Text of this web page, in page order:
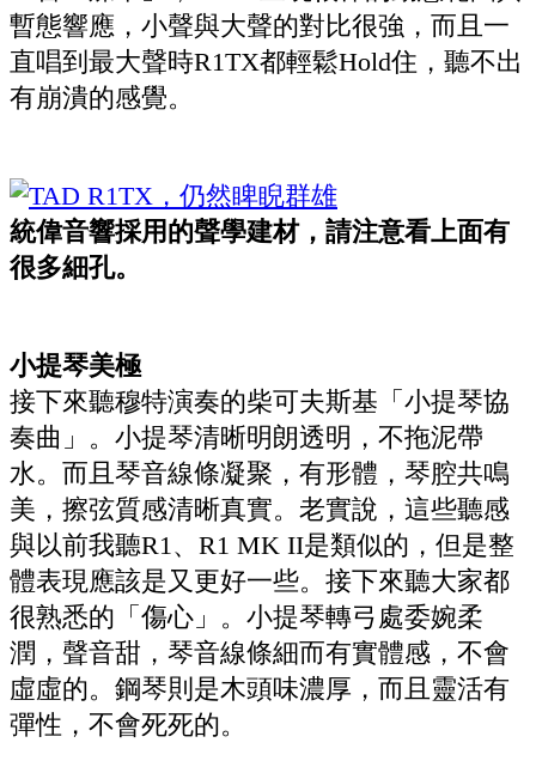
暫態響應，小聲與大聲的對比很強，而且一
直唱到最大聲時R1TX都輕鬆Hold住，聽不出
有崩潰的感覺。
統偉音響採用的聲學建材，請注意看上面有
很多細孔。
小提琴美極
接下來聽穆特演奏的柴可夫斯基「小提琴協
奏曲」。小提琴清晰明朗透明，不拖泥帶
水。而且琴音線條凝聚，有形體，琴腔共鳴
美，擦弦質感清晰真實。老實說，這些聽感
與以前我聽R1、R1 MK II是類似的，但是整
體表現應該是又更好一些。接下來聽大家都
很熟悉的「傷心」。小提琴轉弓處委婉柔
潤，聲音甜，琴音線條細而有實體感，不會
虛虛的。鋼琴則是木頭味濃厚，而且靈活有
彈性，不會死死的。